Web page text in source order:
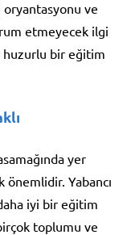
ve
etmeyecek ilgi
huzurlu bir eğitim
yer
önemlidir. Yabancı
iyi bir eğitim
toplumu ve